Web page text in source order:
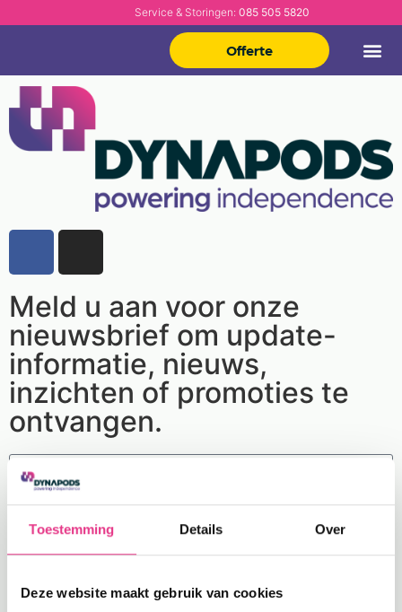
Toestemming Details Over
Deze website maakt gebruik van cookies
Service & Storingen: 085 505 5820
Offerte
Meld u aan voor onze
nieuwsbrief om update-
informatie, nieuws,
inzichten of promoties te
ontvangen.
Ja, ik ga akkoord met dealgemene voorwaarden/
hetprivacybeleid.
Hou me op de hoogte